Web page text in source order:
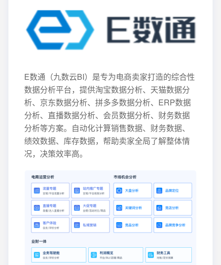
E数通（九数云BI）是专为电商卖家打造的综合性
数据分析平台，提供淘宝数据分析、天猫数据分
析、京东数据分析、拼多多数据分析、ERP数据
分析、直播数据分析、会员数据分析、财务数据
分析等方案。自动化计算销售数据、财务数据、
绩效数据、库存数据，帮助卖家全局了解整体情
况，决策效率高。